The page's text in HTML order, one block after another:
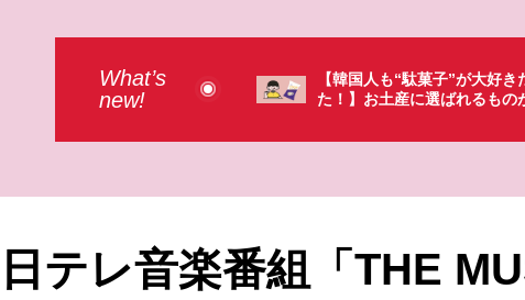
What’s
new!
も“駄菓子”が大好きだっ
土産に選ばれるものが意外過
【そんなものまで買っていく
本のドラストで韓国人が買う
日テレ音楽番組「THE